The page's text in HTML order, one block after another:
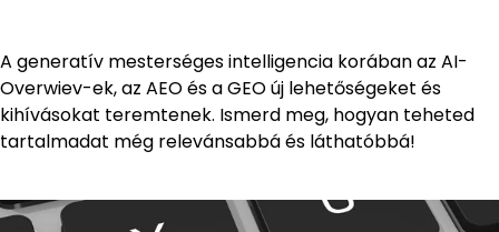
A generatív mesterséges intelligencia korában az AI-
Overwiev-ek, az AEO és a GEO új lehetőségeket és
kihívásokat teremtenek. Ismerd meg, hogyan teheted
tartalmadat még relevánsabbá és láthatóbbá!